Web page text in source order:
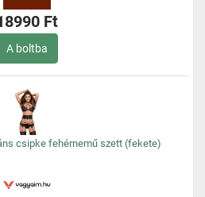
Ft
A boltba
csipke fehérnemű szett (fekete)